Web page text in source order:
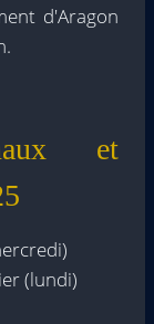
d'Aragon
et
(lundi)